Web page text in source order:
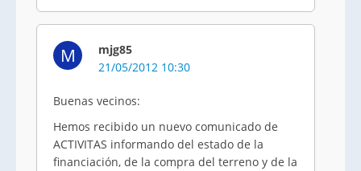
M
mjg85
21/05/2012 10:30
Buenas vecinos:
Hemos recibido un nuevo comunicado de
ACTIVITAS informando del estado de la
financiación, de la compra del terreno y de la